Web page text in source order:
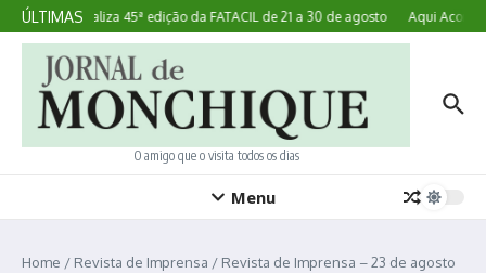
Ir para o conteúdo
ÚLTIMAS
Lagoa realiza 45ª edição da FATACIL de 21 a 30 de agosto Aqui
O amigo que o visita todos os dias
Menu
Home / Revista de Imprensa / Revista de Imprensa – 23 de agosto